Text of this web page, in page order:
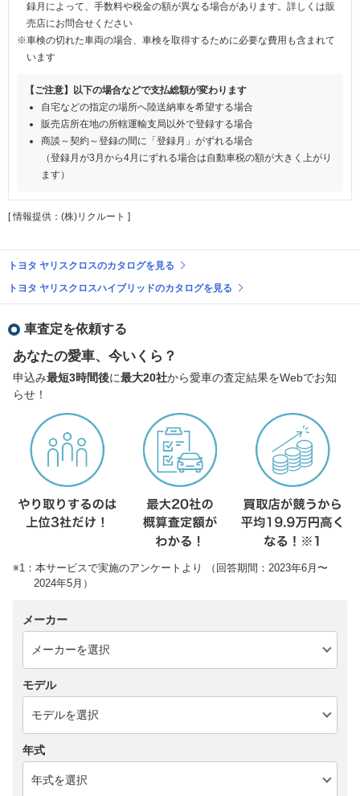
録月によって、手数料や税金の額が異なる場合があります。詳しくは販
売店にお問合せください
※車検の切れた車両の場合、車検を取得するために必要な費用も含まれて
います
【ご注意】以下の場合などで支払総額が変わります
自宅などの指定の場所へ陸送納車を希望する場合
販売店所在地の所轄運輸支局以外で登録する場合
商談～契約～登録の間に「登録月」がずれる場合
（登録月が3月から4月にずれる場合は自動車税の額が大きく上がり
ます）
[ 情報提供：(株)リクルート ]
トヨタ ヤリスクロスのカタログを見る
トヨタ ヤリスクロスハイブリッドのカタログを見る
車査定を依頼する
あなたの愛車、今いくら？
申込み最短3時間後に最大20社から愛車の査定結果をWebでお知
らせ！
※1：本サービスで実施のアンケートより （回答期間：2023年6月〜
2024年5月）
メーカー
モデル
年式